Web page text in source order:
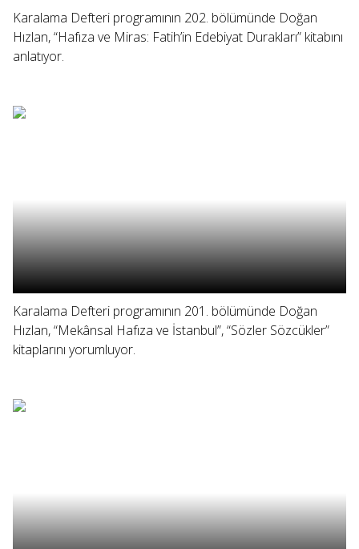
Karalama Defteri programının 202. bölümünde Doğan
Hızlan, “Hafıza ve Miras: Fatih’in Edebiyat Durakları” kitabını
anlatıyor.
Karalama Defteri programının 201. bölümünde Doğan
Hızlan, “Mekânsal Hafıza ve İstanbul”, “Sözler Sözcükler”
kitaplarını yorumluyor.